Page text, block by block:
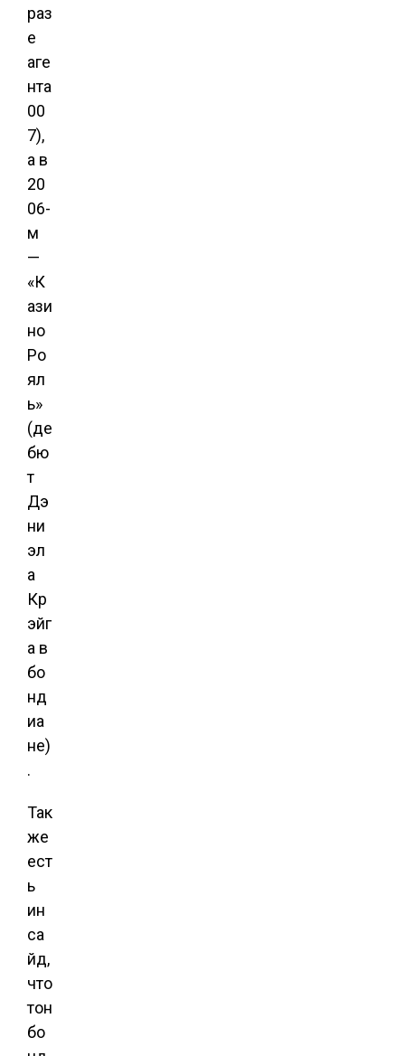
раз
е
аге
нта
00
7),
а в
20
06-
м
—
«К
ази
но
Ро
ял
ь»
(де
бю
т
Дэ
ни
эл
а
Кр
эйг
а в
бо
нд
иа
не)
.
Так
же
ест
ь
ин
са
йд,
что
тон
бо